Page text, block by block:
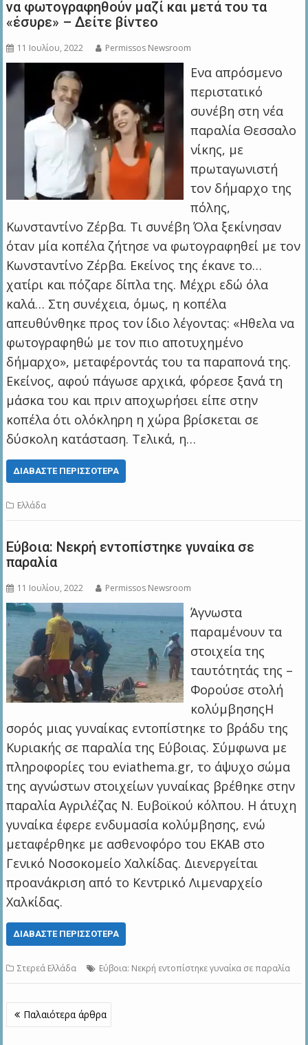
να φωτογραφηθούν μαζί και μετά του τα
«έσυρε» – Δείτε βίντεο
11 Ιουλίου, 2022 Permissos Newsroom
Ενα απρόσμενο
περιστατικό
συνέβη στη νέα
παραλία Θεσσαλο
νίκης, με
πρωταγωνιστή
τον δήμαρχο της
πόλης,
Κωνσταντίνο Ζέρβα. Τι συνέβη Όλα ξεκίνησαν
όταν μία κοπέλα ζήτησε να φωτογραφηθεί με τον
Κωνσταντίνο Ζέρβα. Εκείνος της έκανε το…
χατίρι και πόζαρε δίπλα της. Μέχρι εδώ όλα
καλά… Στη συνέχεια, όμως, η κοπέλα
απευθύνθηκε προς τον ίδιο λέγοντας: «Ηθελα να
φωτογραφηθώ με τον πιο αποτυχημένο
δήμαρχο», μεταφέροντάς του τα παραπονά της.
Εκείνος, αφού πάγωσε αρχικά, φόρεσε ξανά τη
μάσκα του και πριν αποχωρήσει είπε στην
κοπέλα ότι ολόκληρη η χώρα βρίσκεται σε
δύσκολη κατάσταση. Τελικά, η…
ΔΙΑΒΆΣΤΕ ΠΕΡΙΣΣΌΤΕΡΑ
Ελλάδα
Εύβοια: Νεκρή εντοπίστηκε γυναίκα σε
παραλία
11 Ιουλίου, 2022 Permissos Newsroom
Άγνωστα
παραμένουν τα
στοιχεία της
ταυτότητάς της –
Φορούσε στολή
κολύμβησηςΗ
σορός μιας γυναίκας εντοπίστηκε το βράδυ της
Κυριακής σε παραλία της Εύβοιας. Σύμφωνα με
πληροφορίες του eviathema.gr, το άψυχο σώμα
της αγνώστων στοιχείων γυναίκας βρέθηκε στην
παραλία Αγριλέζας Ν. Ευβοϊκού κόλπου. Η άτυχη
γυναίκα έφερε ενδυμασία κολύμβησης, ενώ
μεταφέρθηκε με ασθενοφόρο του ΕΚΑΒ στο
Γενικό Νοσοκομείο Χαλκίδας. Διενεργείται
προανάκριση από το Κεντρικό Λιμεναρχείο
Χαλκίδας.
ΔΙΑΒΆΣΤΕ ΠΕΡΙΣΣΌΤΕΡΑ
Στερεά Ελλάδα Εύβοια: Νεκρή εντοπίστηκε γυναίκα σε παραλία
Πλοήγηση
άρθρων
Παλαιότερα άρθρα